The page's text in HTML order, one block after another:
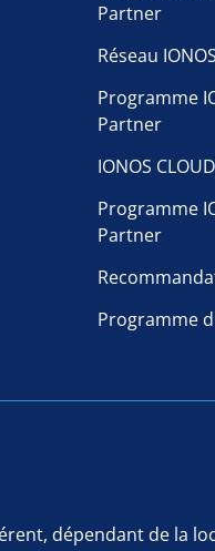
Partner
Réseau
Programme
Partner
IONOS
Programme
Partner
Programme
dépendant de la